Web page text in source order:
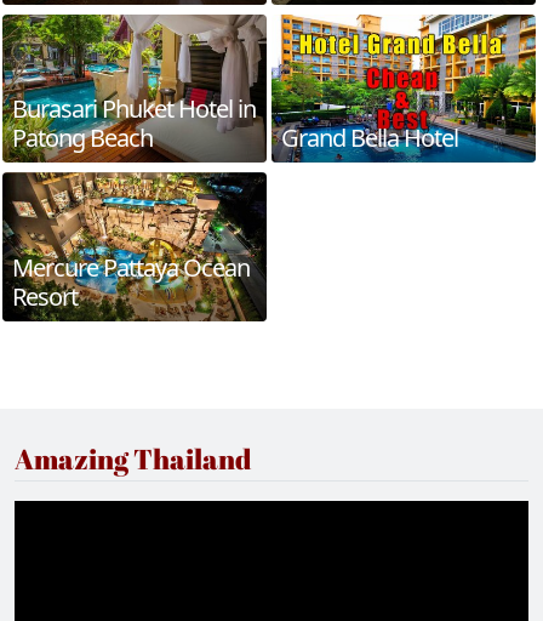
Burasari Phuket Hotel in
Patong Beach
Grand Bella Hotel
Mercure Pattaya Ocean
Resort
Amazing Thailand